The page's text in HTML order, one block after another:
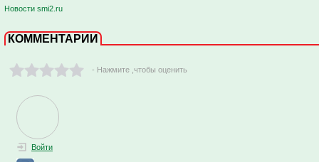
Новости smi2.ru
КОММЕНТАРИИ
- Нажмите ,чтобы оценить
Войти